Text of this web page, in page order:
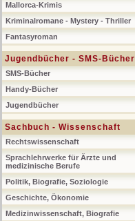
Mallorca-Krimis
Kriminalromane - Mystery - Thriller
Fantasyroman
Jugendbücher - SMS-Bücher
SMS-Bücher
Handy-Bücher
Jugendbücher
Sachbuch - Wissenschaft
Rechtswissenschaft
Sprachlehrwerke für Ärzte und
medizinische Berufe
Politik, Biografie, Soziologie
Geschichte, Ökonomie
Medizinwissenschaft, Biografie